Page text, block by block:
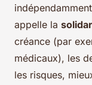
appelle la
créance (par
médicaux), les
les risques,